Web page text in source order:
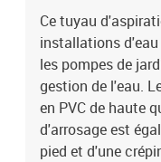
Ce tuyau
installations
les pompes de
gestion de l'eau.
en PVC de haute
d'arrosage est
pied et d'une